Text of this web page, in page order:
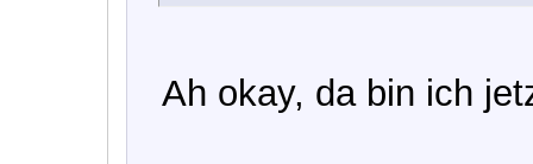
Ah okay, da bin ich